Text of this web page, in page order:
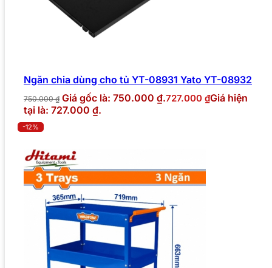
Ngăn chia dùng cho tủ YT-08931 Yato YT-08932
750.000₫ Giá gốc là: 750.000 ₫.727.000 ₫Giá hiện
tại là: 727.000 ₫.
-12%